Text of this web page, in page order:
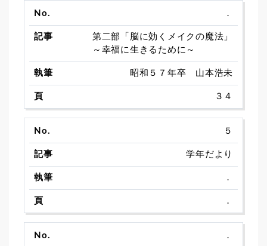
．
第二部「脳に効くメイクの魔法」
～幸福に生きるために～
昭和５７年卒 山本浩未
３４
５
学年だより
．
．
．